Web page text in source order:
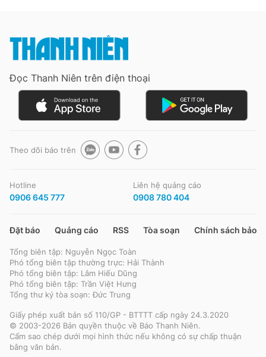
Đọc Thanh Niên trên điện thoại
Theo dõi báo trên
Hotline
0906 645 777
Liên hệ quảng cáo
0908 780 404
Đặt báo Quảng cáo RSS Tòa soạn Chính sách bảo
Tổng biên tập: Nguyễn Ngọc Toàn
Phó tổng biên tập thường trực: Hải Thành
Phó tổng biên tập: Lâm Hiếu Dũng
Phó tổng biên tập: Trần Việt Hưng
Tổng thư ký tòa soạn: Đức Trung
Giấy phép xuất bản số 110/GP - BTTTT cấp ngày 24.3.2020
© 2003-2026 Bản quyền thuộc về Báo Thanh Niên.
Cấm sao chép dưới mọi hình thức nếu không có sự chấp thuận
bằng văn bản.